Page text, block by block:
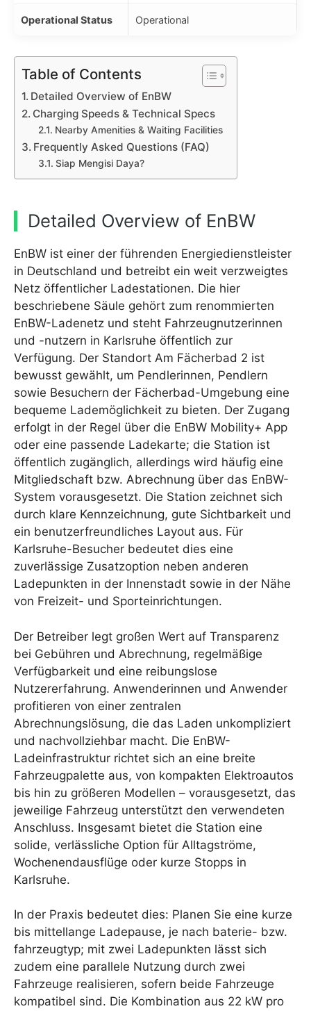
Operational Status Operational
Table of Contents
Detailed Overview of EnBW
Charging Speeds & Technical Specs
Nearby Amenities & Waiting Facilities
Frequently Asked Questions (FAQ)
Siap Mengisi Daya?
Detailed Overview of EnBW
EnBW ist einer der führenden Energiedienstleister
in Deutschland und betreibt ein weit verzweigtes
Netz öffentlicher Ladestationen. Die hier
beschriebene Säule gehört zum renommierten
EnBW-Ladenetz und steht Fahrzeugnutzerinnen
und -nutzern in Karlsruhe öffentlich zur
Verfügung. Der Standort Am Fächerbad 2 ist
bewusst gewählt, um Pendlerinnen, Pendlern
sowie Besuchern der Fächerbad-Umgebung eine
bequeme Lademöglichkeit zu bieten. Der Zugang
erfolgt in der Regel über die EnBW Mobility+ App
oder eine passende Ladekarte; die Station ist
öffentlich zugänglich, allerdings wird häufig eine
Mitgliedschaft bzw. Abrechnung über das EnBW-
System vorausgesetzt. Die Station zeichnet sich
durch klare Kennzeichnung, gute Sichtbarkeit und
ein benutzerfreundliches Layout aus. Für
Karlsruhe-Besucher bedeutet dies eine
zuverlässige Zusatzoption neben anderen
Ladepunkten in der Innenstadt sowie in der Nähe
von Freizeit- und Sporteinrichtungen.
Der Betreiber legt großen Wert auf Transparenz
bei Gebühren und Abrechnung, regelmäßige
Verfügbarkeit und eine reibungslose
Nutzererfahrung. Anwenderinnen und Anwender
profitieren von einer zentralen
Abrechnungslösung, die das Laden unkompliziert
und nachvollziehbar macht. Die EnBW-
Ladeinfrastruktur richtet sich an eine breite
Fahrzeugpalette aus, von kompakten Elektroautos
bis hin zu größeren Modellen – vorausgesetzt, das
jeweilige Fahrzeug unterstützt den verwendeten
Anschluss. Insgesamt bietet die Station eine
solide, verlässliche Option für Alltagströme,
Wochenendausflüge oder kurze Stopps in
Karlsruhe.
In der Praxis bedeutet dies: Planen Sie eine kurze
bis mittellange Ladepause, je nach baterie- bzw.
fahrzeugtyp; mit zwei Ladepunkten lässt sich
zudem eine parallele Nutzung durch zwei
Fahrzeuge realisieren, sofern beide Fahrzeuge
kompatibel sind. Die Kombination aus 22 kW pro